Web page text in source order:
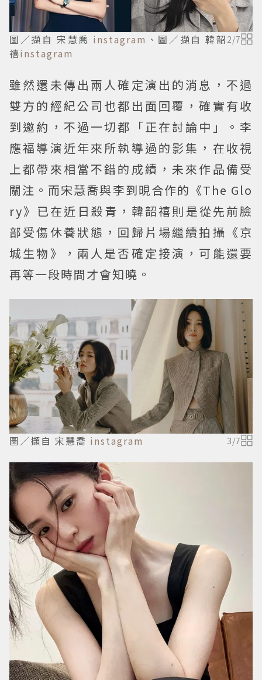
圖／擷自 宋慧喬 instagram 、圖／擷自 韓韶
禧instagram
2/7
雖然還未傳出兩人確定演出的消息，不過
雙方的經紀公司也都出面回覆，確實有收
到邀約，不過一切都「正在討論中」。李
應福導演近年來所執導過的影集，在收視
上都帶來相當不錯的成績，未來作品備受
關注。而宋慧喬與李到晛合作的《The Glo
ry》已在近日殺青，韓韶禧則是從先前臉
部受傷休養狀態，回歸片場繼續拍攝《京
城生物》，兩人是否確定接演，可能還要
再等一段時間才會知曉。
圖／擷自 宋慧喬 instagram 3/7